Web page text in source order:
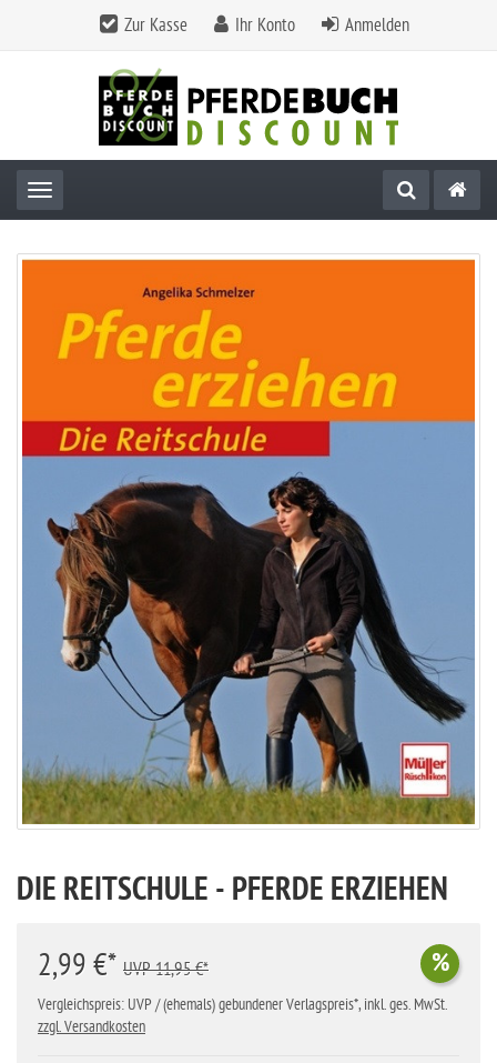
Zur Kasse Ihr Konto Anmelden
Toggle navigation
DIE REITSCHULE - PFERDE ERZIEHEN
2,99 €* %
UVP 11,95 €*
Vergleichspreis: UVP / (ehemals) gebundener Verlagspreis*, inkl. ges. MwSt.
zzgl. Versandkosten